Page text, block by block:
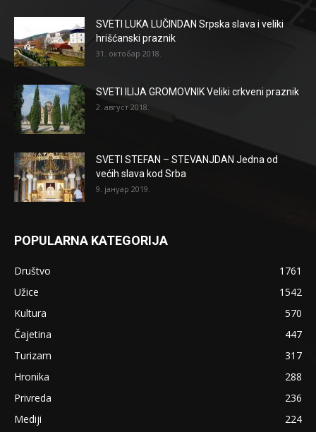
SVETI LUKA LUČINDAN Srpska slava i veliki
hrišćanski praznik
31. октобар 2018.
SVETI ILIJA GROMOVNIK Veliki crkveni praznik
2. август 2018.
SVETI STEFAN – STEVANJDAN Jedna od
većih slava kod Srba
9. јануар 2019.
POPULARNA KATEGORIJA
Društvo
1761
Užice
1542
Kultura
570
Čajetina
447
Turizam
317
Hronika
288
Privreda
236
Mediji
224